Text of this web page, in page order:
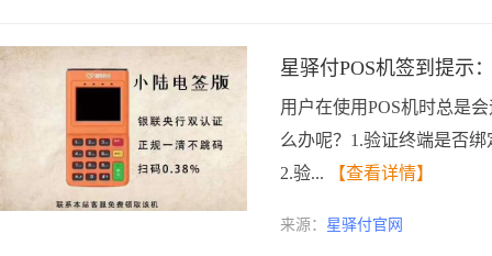
星驿付POS机签到提示
用户在使用POS机时总是
么办呢？1.验证终端是否
2.验...
【查看详情】
来源： 星驿付官网